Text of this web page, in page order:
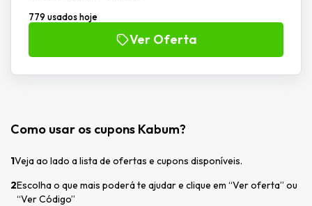
779 usados hoje
Ver Oferta
Como usar os cupons Kabum?
1Veja ao lado a lista de ofertas e cupons disponíveis.
2Escolha o que mais poderá te ajudar e clique em “Ver oferta” ou
“Ver Código”